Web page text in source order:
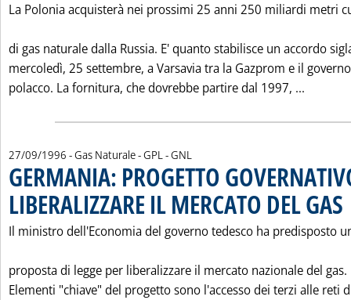
La Polonia acquisterà nei prossimi 25 anni 250 miliardi metri
di gas naturale dalla Russia. E' quanto stabilisce un accordo
mercoledì, 25 settembre, a Varsavia tra la Gazprom e il governo
polacco. La fornitura, che dovrebbe partire dal 1997, ...
27/09/1996 - Gas Naturale - GPL - GNL
GERMANIA: PROGETTO
LIBERALIZZARE IL MERCATO DEL GAS
Il ministro dell'Economia del governo tedesco ha predisposto
proposta di legge per liberalizzare il mercato nazionale del gas.
Elementi "chiave" del progetto sono l'accesso dei terzi alle reti